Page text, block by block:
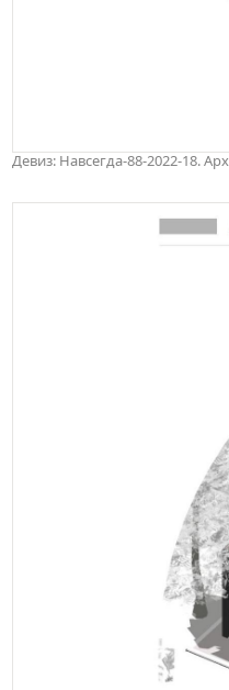
Девиз: Навсегда-88-2022-18.